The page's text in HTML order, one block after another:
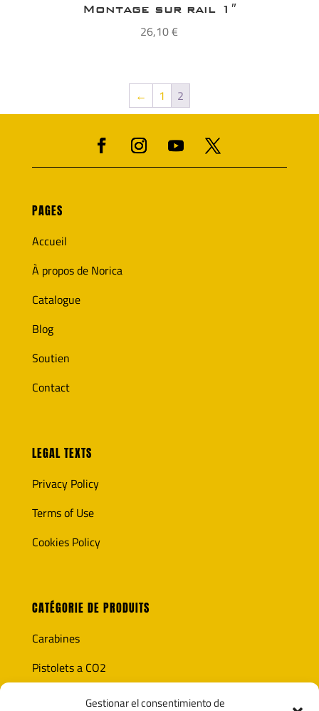
Gestionar el consentimiento de
Montage sur rail 1″
26,10€
← 1 2
PAGES
Accueil
À propos de Norica
Catalogue
Blog
Soutien
Contact
LEGAL TEXTS
Privacy Policy
Terms of Use
Cookies Policy
CATÉGORIE DE PRODUITS
Carabines
Pistolets a CO2